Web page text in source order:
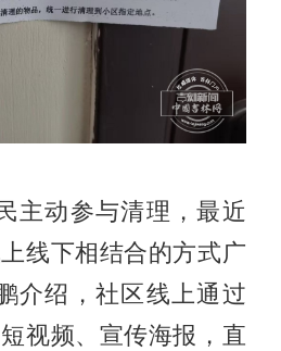
动参与清理，最近
线下相结合的方式广
介绍，社区线上通过
视频、宣传海报，直